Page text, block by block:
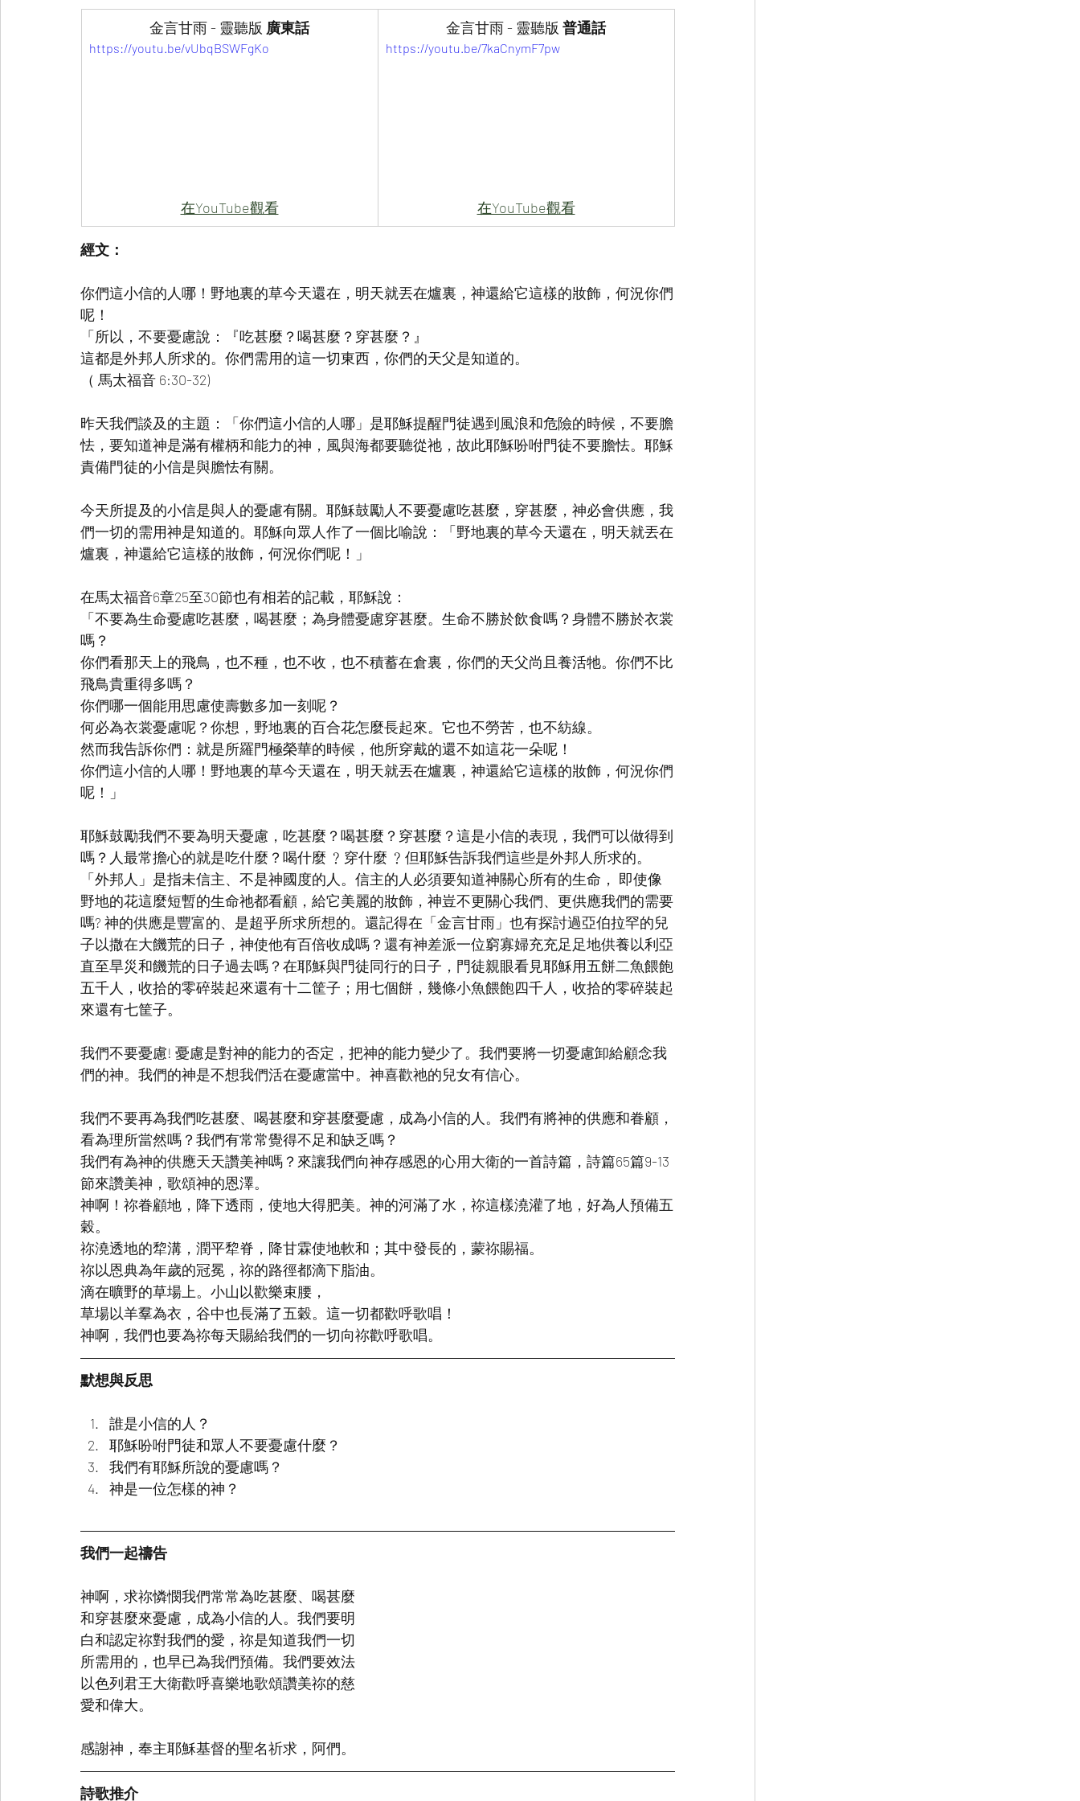
金言甘雨 - 靈聽版 廣東話
https://youtu.be/vUbqBSWFgKo
在YouTube觀看
金言甘雨 - 靈聽版 普通話
https://youtu.be/7kaCnymF7pw
在YouTube觀看
經文：
你們這小信的人哪！野地裏的草今天還在，明天就丟在爐裏，神還給它這樣的妝飾，何況你們
呢！
「所以，不要憂慮說：『吃甚麼？喝甚麼？穿甚麼？』
這都是外邦人所求的。你們需用的這一切東西，你們的天父是知道的。
（ 馬太福音 6:30-32)
昨天我們談及的主題：「你們這小信的人哪」是耶穌提醒門徒遇到風浪和危險的時候，不要膽
怯，要知道神是滿有權柄和能力的神，風與海都要聽從祂，故此耶穌吩咐門徒不要膽怯。耶穌
責備門徒的小信是與膽怯有關。
今天所提及的小信是與人的憂慮有關。耶穌鼓勵人不要憂慮吃甚麼，穿甚麼，神必會供應，我
們一切的需用神是知道的。耶穌向眾人作了一個比喻說：「野地裏的草今天還在，明天就丟在
爐裏，神還給它這樣的妝飾，何況你們呢！」
在馬太福音6章25至30節也有相若的記載，耶穌說：
「不要為生命憂慮吃甚麼，喝甚麼；為身體憂慮穿甚麼。生命不勝於飲食嗎？身體不勝於衣裳
嗎？
你們看那天上的飛鳥，也不種，也不收，也不積蓄在倉裏，你們的天父尚且養活牠。你們不比
飛鳥貴重得多嗎？
你們哪一個能用思慮使壽數多加一刻呢？
何必為衣裳憂慮呢？你想，野地裏的百合花怎麼長起來。它也不勞苦，也不紡線。
然而我告訴你們：就是所羅門極榮華的時候，他所穿戴的還不如這花一朵呢！
你們這小信的人哪！野地裏的草今天還在，明天就丟在爐裏，神還給它這樣的妝飾，何況你們
呢！」
耶穌鼓勵我們不要為明天憂慮，吃甚麼？喝甚麼？穿甚麼？這是小信的表現，我們可以做得到
嗎？人最常擔心的就是吃什麼？喝什麼 ﹖穿什麼 ﹖但耶穌告訴我們這些是外邦人所求的。
「外邦人」是指未信主、不是神國度的人。信主的人必須要知道神關心所有的生命， 即使像
野地的花這麼短暫的生命祂都看顧，給它美麗的妝飾，神豈不更關心我們、更供應我們的需要
嗎? 神的供應是豐富的、是超乎所求所想的。還記得在「金言甘雨」也有探討過亞伯拉罕的兒
子以撒在大饑荒的日子，神使他有百倍收成嗎？還有神差派一位窮寡婦充充足足地供養以利亞
直至旱災和饑荒的日子過去嗎？在耶穌與門徒同行的日子，門徒親眼看見耶穌用五餅二魚餵飽
五千人，收拾的零碎裝起來還有十二筐子；用七個餅，幾條小魚餵飽四千人，收拾的零碎裝起
來還有七筐子。
我們不要憂慮! 憂慮是對神的能力的否定，把神的能力變少了。我們要將一切憂慮卸給顧念我
們的神。我們的神是不想我們活在憂慮當中。神喜歡祂的兒女有信心。
我們不要再為我們吃甚麼、喝甚麼和穿甚麼憂慮，成為小信的人。我們有將神的供應和眷顧，
看為理所當然嗎？我們有常常覺得不足和缺乏嗎？
我們有為神的供應天天讚美神嗎？來讓我們向神存感恩的心用大衛的一首詩篇，詩篇65篇9-13
節來讚美神，歌頌神的恩澤。
神啊！祢眷顧地，降下透雨，使地大得肥美。神的河滿了水，祢這樣澆灌了地，好為人預備五
穀。
祢澆透地的犂溝，潤平犂脊，降甘霖使地軟和；其中發長的，蒙祢賜福。
祢以恩典為年歲的冠冕，祢的路徑都滴下脂油。
滴在曠野的草場上。小山以歡樂束腰，
草場以羊羣為衣，谷中也長滿了五穀。這一切都歡呼歌唱！
神啊，我們也要為祢每天賜給我們的一切向祢歡呼歌唱。
默想與反思
誰是小信的人？
耶穌吩咐門徒和眾人不要憂慮什麼？
我們有耶穌所說的憂慮嗎？
神是一位怎樣的神？
我們一起禱告
神啊，求祢憐憫我們常常為吃甚麼、喝甚麼
和穿甚麼來憂慮，成為小信的人。我們要明
白和認定祢對我們的愛，祢是知道我們一切
所需用的，也早已為我們預備。我們要效法
以色列君王大衛歡呼喜樂地歌頌讚美祢的慈
愛和偉大。
感謝神，奉主耶穌基督的聖名祈求，阿們。
詩歌推介